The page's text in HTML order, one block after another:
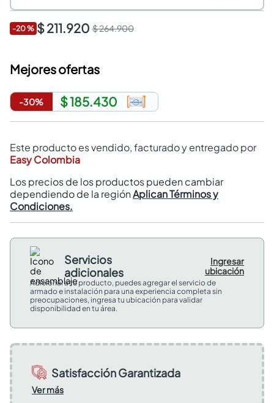
-20% $ 211.920 $ 264.900
Mejores ofertas
-30% $ 185.430
Este producto es vendido, facturado y entregado por
Easy Colombia
Los precios de los productos pueden cambiar
dependiendo de la regiónAplican Términos y
Condiciones.
Servicios
adicionales
Ingresar
ubicación
Adicional a tu producto, puedes agregar el servicio de
armado e instalación para una experiencia completa sin
preocupaciones, ingresa tu ubicación para validar
disponibilidad en tu área.
Satisfacción Garantizada
Ver más